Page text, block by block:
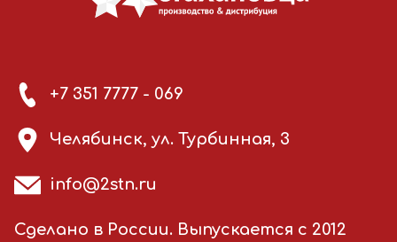
+7 351 7777 - 069
Челябинск, ул. Турбинная, 3
info@2stn.ru
Сделано в России. Выпускается с 2012